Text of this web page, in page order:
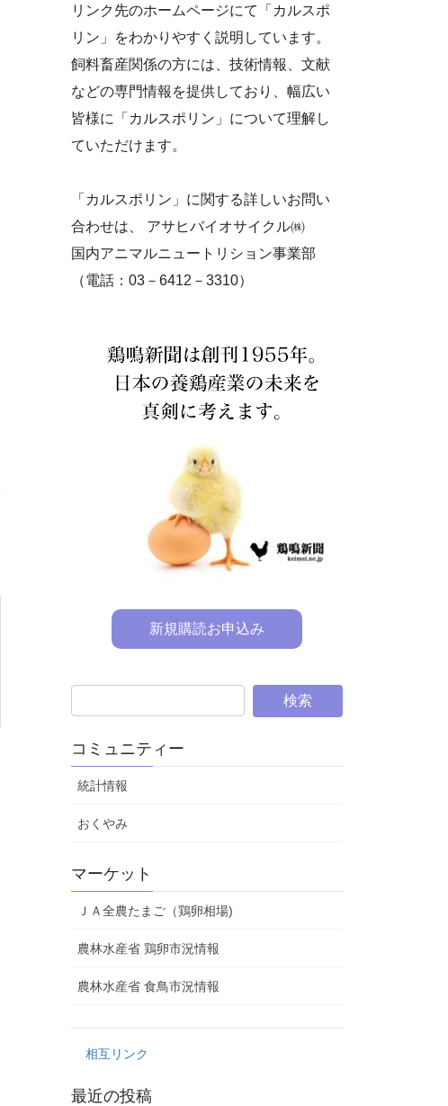
リンク先のホームページにて「カルスポ
リン」をわかりやすく説明しています。
飼料畜産関係の方には、技術情報、文献
などの専門情報を提供しており、幅広い
皆様に「カルスポリン」について理解し
ていただけます。
「カルスポリン」に関する詳しいお問い
合わせは、 アサヒバイオサイクル㈱
国内アニマルニュートリション事業部
（電話：03－6412－3310）
新規購読お申込み
コミュニティー
統計情報
おくやみ
マーケット
ＪＡ全農たまご（鶏卵相場)
農林水産省 鶏卵市況情報
農林水産省 食鳥市況情報
相互リンク
最近の投稿